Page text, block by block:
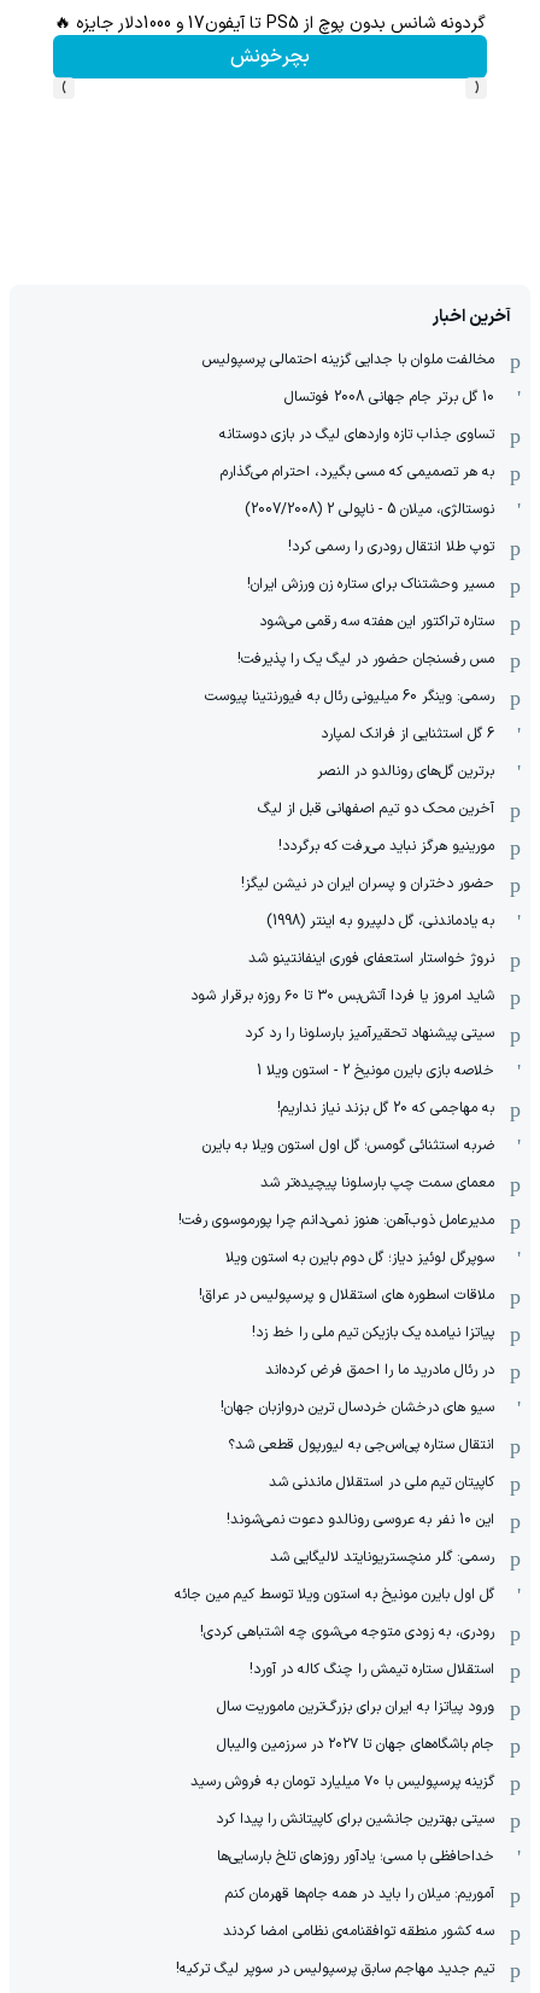
گردونه شانس بدون پوچ از PS5 تا آیفون17 و 1000دلار جایزه 🔥
بچرخونش
‹
›
آخرین اخبار
مخالفت ملوان با جدایی گزینه احتمالی پرسپولیس
10 گل برتر جام جهانی 2008 فوتسال
تساوی جذاب تازه واردهای لیگ در بازی دوستانه
به هر تصمیمی که مسی بگیرد، احترام می‌گذارم
نوستالژی، میلان 5 - ناپولی 2 (2007/2008)
توپ طلا انتقال رودری را رسمی کرد!
مسیر وحشتناک برای ستاره زن ورزش ایران!
ستاره تراکتور این هفته سه رقمی می‌شود
مس رفسنجان حضور در لیگ یک را پذیرفت!
رسمی: وینگر 60 میلیونی رئال به فیورنتینا پیوست
6 گل استثنایی از فرانک لمپارد
برترین گل‌های رونالدو در النصر
آخرین محک دو تیم اصفهانی قبل از لیگ
مورینیو هرگز نباید می‌رفت که برگردد!
حضور دختران و پسران ایران در نیشن لیگز!
به یادماندنی، گل دلپیرو به اینتر (1998)
نروژ خواستار استعفای فوری اینفانتینو شد
شاید امروز یا فردا آتش‌بس ۳۰ تا ۶۰ روزه برقرار شود
سیتی پیشنهاد تحقیرآمیز بارسلونا را رد کرد
خلاصه بازی بایرن مونیخ 2 - استون ویلا 1
به مهاجمی که 20 گل بزند نیاز نداریم!
ضربه استثنائی گومس؛ گل اول استون ویلا به بایرن
معمای سمت چپ بارسلونا پیچیده‌تر شد
مدیرعامل ذوب‌آهن: هنوز نمی‌دانم چرا پورموسوی رفت!
سوپرگل لوئیز دیاز؛ گل دوم بایرن به استون ویلا
ملاقات اسطوره های استقلال و پرسپولیس در عراق!
پیاتزا نیامده یک بازیکن تیم ملی را خط زد!
در رئال مادرید ما را احمق فرض کرده‌اند
سیو های درخشان خردسال ترین دروازبان جهان!
انتقال ستاره پی‌اس‌جی به لیورپول قطعی شد؟
کاپیتان تیم ملی در استقلال ماندنی شد
این 10 نفر به عروسی رونالدو دعوت نمی‌شوند!
رسمی: گلر منچستریونایتد لالیگایی شد
گل اول بایرن مونیخ به استون ویلا توسط کیم مین جائه
رودری، به زودی متوجه می‌شوی چه اشتباهی کردی!
استقلال ستاره تیمش را چنگ کاله در آورد!
ورود پیاتزا به ایران برای بزرگ‌ترین ماموریت سال
جام باشگاه‌های جهان تا ۲۰۲۷ در سرزمین والیبال
گزینه پرسپولیس با ۷۰ میلیارد تومان به فروش رسید
سیتی بهترین جانشین برای کاپیتانش را پیدا کرد
خداحافظی با مسی؛ یادآور روزهای تلخ بارسایی‌ها
آموریم: میلان را باید در همه جام‌ها قهرمان کنم
سه کشور منطقه توافقنامه‌ی نظامی امضا کردند
تیم جدید مهاجم سابق پرسپولیس در سوپر لیگ ترکیه!